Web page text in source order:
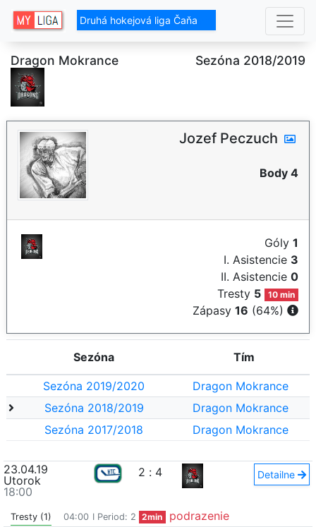
Druhá hokejová liga Čaňa
Dragon Mokrance Sezóna 2018/2019
Jozef Peczuch
Body 4
Góly 1
I. Asistencie 3
II. Asistencie 0
Tresty 5 10 min
Zápasy 16 (64%)
Sezóna Tím
Sezóna 2019/2020
Dragon Mokrance
Sezóna 2018/2019
Dragon Mokrance
Sezóna 2017/2018
Dragon Mokrance
23.04.19
Utorok
18:00
2 : 4 Detailne
Tresty (1) 04:00 I Period: 2 2min
podrazenie